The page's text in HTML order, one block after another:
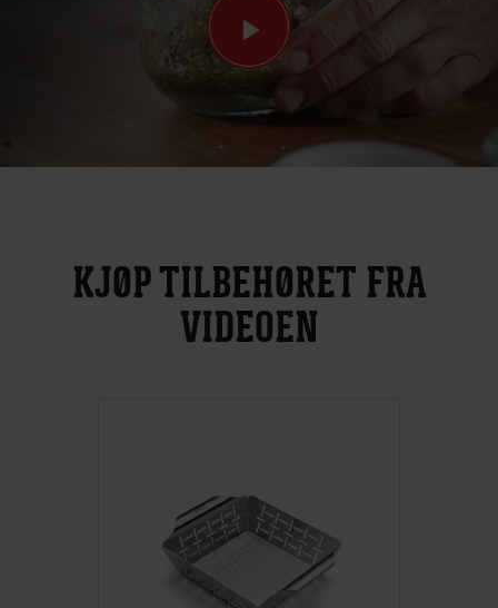
KJØP TILBEHØRET FRA
VIDEOEN